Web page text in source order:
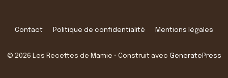
Contact Politique de confidentialité Mentions légales
© 2026 Les Recettes de Mamie • Construit avec GeneratePress